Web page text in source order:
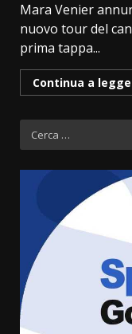
Mara Venier
nuovo tour del
prima tappa...
Continua a
Ricerca
per: